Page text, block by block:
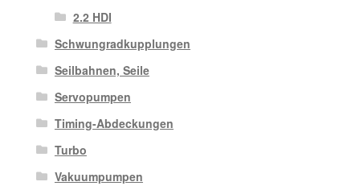
2.2 HDI
Schwungradkupplungen
Seilbahnen, Seile
Servopumpen
Timing-Abdeckungen
Turbo
Vakuumpumpen